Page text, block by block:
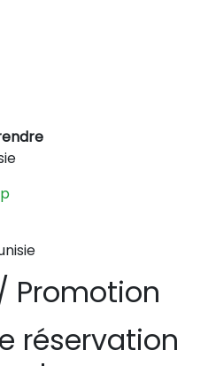
Promotion
réservation